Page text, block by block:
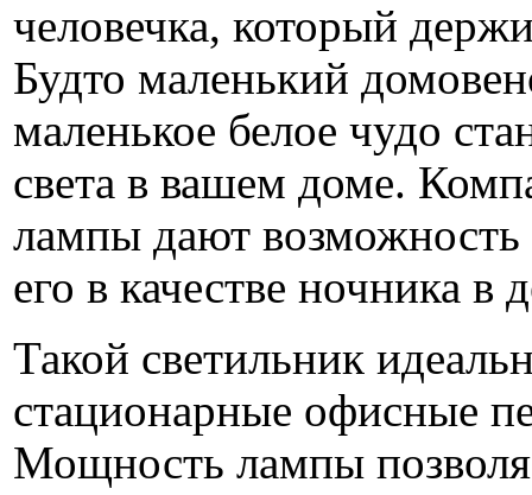
человечка, который
Будто маленький
маленькое белое чудо
света в вашем доме.
лампы дают возможность
его в качестве ночника в
Такой светильник
стационарные офисные
Мощность лампы